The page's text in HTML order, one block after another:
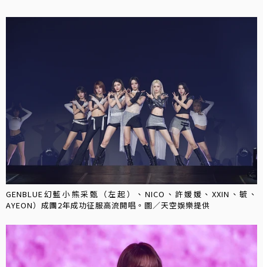
GENBLUE幻藍小熊采甄（左起）、NICO、許媛媛、XXIN、毓、
AYEON）成團2年成功征服高流開唱。圖／天空娛樂提供